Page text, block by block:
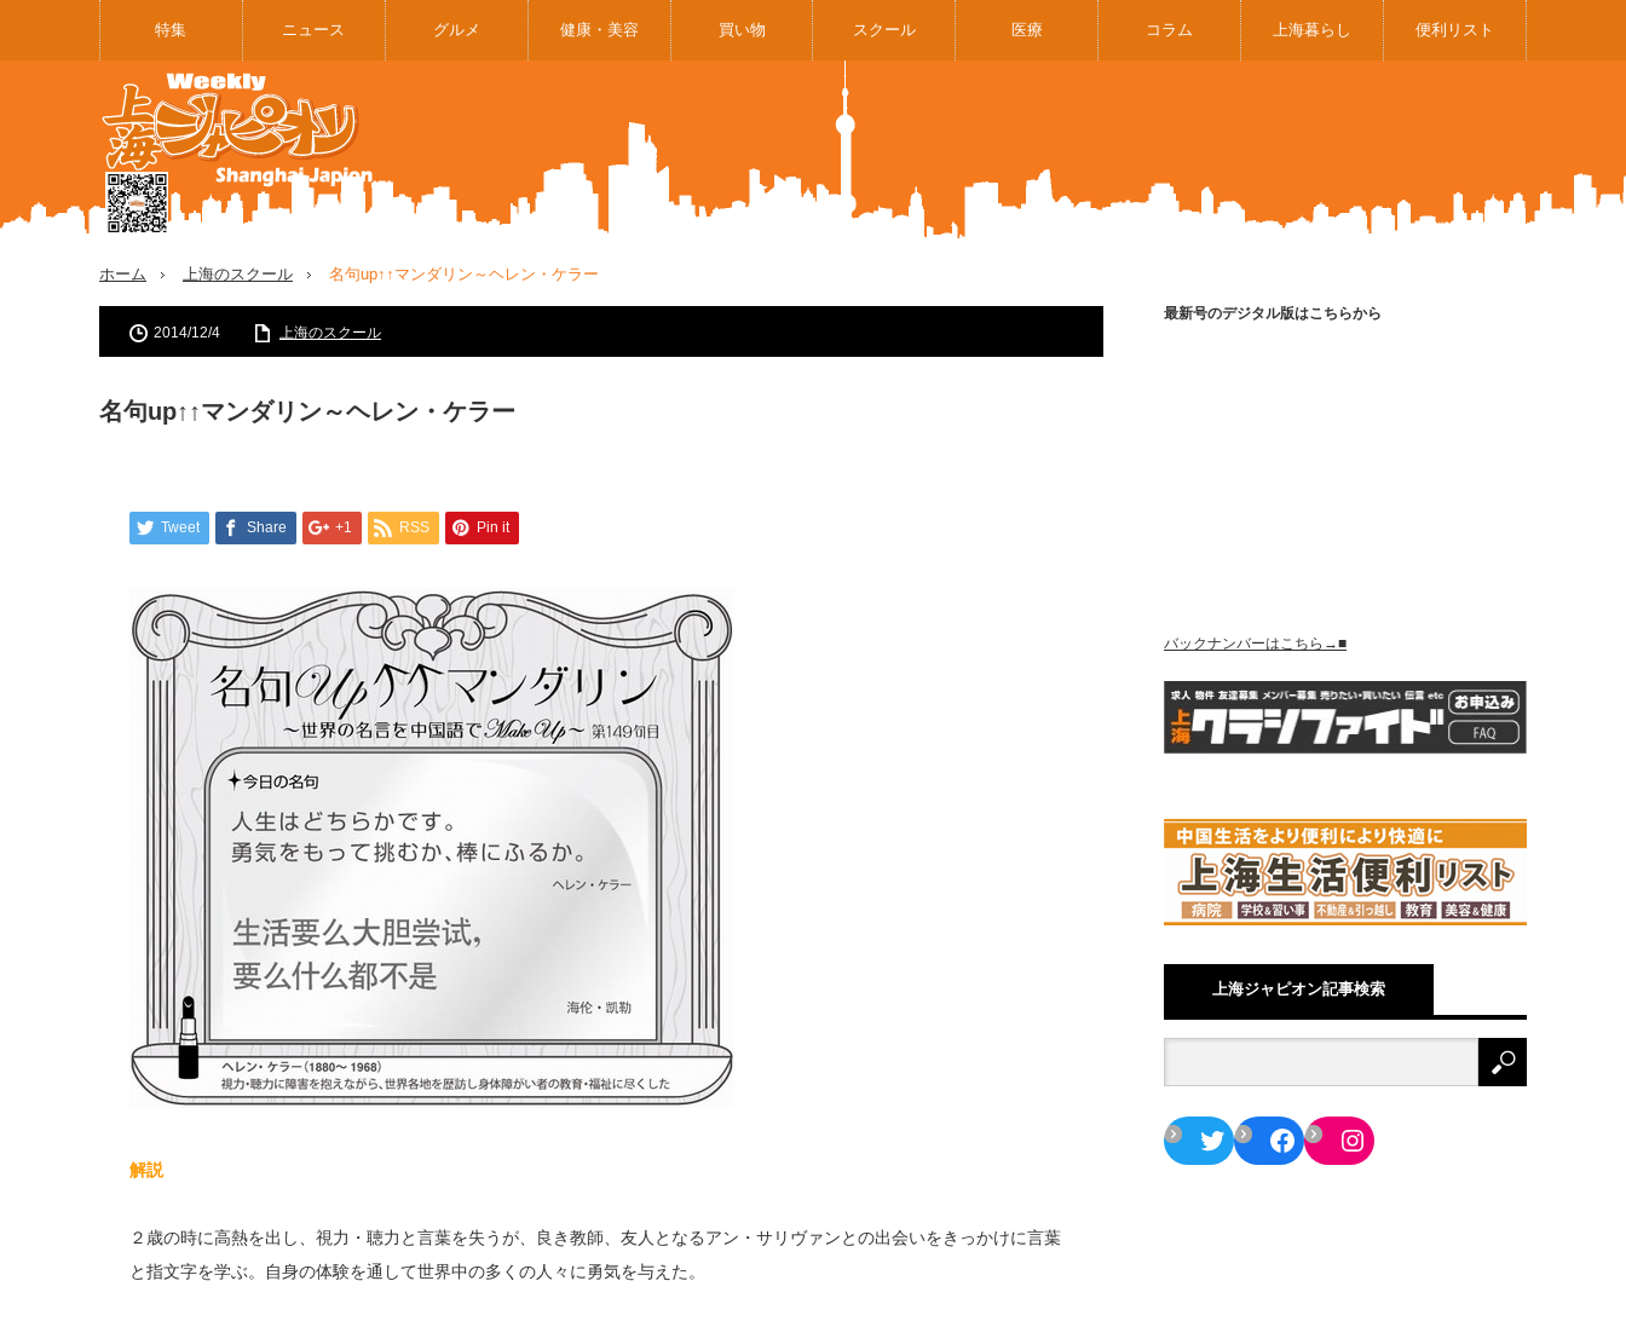
特集 ニュース グルメ 健康・美容 買い物 スクール 医療 コラム 上海暮らし 便利リスト
ホーム 上海のスクール 名句up↑↑マンダリン～ヘレン・ケラー
2014/12/4 上海のスクール
名句up↑↑マンダリン～ヘレン・ケラー
Tweet Share +1 RSS Pin it
解説
２歳の時に高熱を出し、視力・聴力と言葉を失うが、良き教師、友人となるアン・サリヴァンとの出会いをきっかけに言葉
と指文字を学ぶ。自身の体験を通して世界中の多くの人々に勇気を与えた。
最新号のデジタル版はこちらから
バックナンバーはこちら→■
上海ジャピオン記事検索
TwitterFacebookInstagram